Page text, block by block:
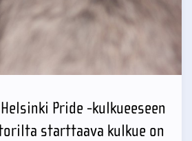
Pride -kulkueeseen
starttaava kulkue on